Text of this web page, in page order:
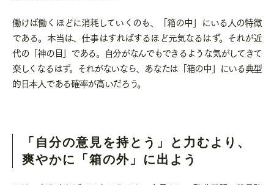
働けば働くほどに消耗していくのも、「箱の中」にいる人の特徴
である。本当は、仕事はすればするほど元気なるはず。それが近
代の「神の目」である。自分がなんでもできるような気がしてきて
楽しくなるはず。それがないなら、あなたは「箱の中」にいる典型
的日本人である確率が高いだろう。
「自分の意見を持とう」と力むより、
爽やかに「箱の外」に出よう